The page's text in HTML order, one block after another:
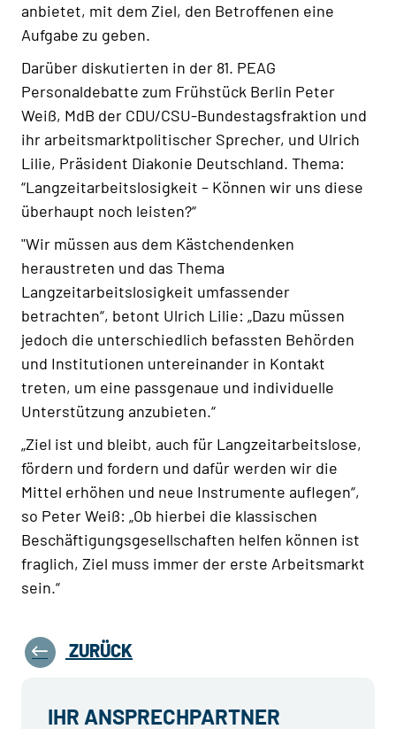
anbietet, mit dem Ziel, den Betroffenen eine
Aufgabe zu geben.
Darüber diskutierten in der 81. PEAG
Personaldebatte zum Frühstück Berlin Peter
Weiß, MdB der CDU/CSU-Bundestagsfraktion und
ihr arbeitsmarktpolitischer Sprecher, und Ulrich
Lilie, Präsident Diakonie Deutschland. Thema:
“Langzeitarbeitslosigkeit – Können wir uns diese
überhaupt noch leisten?“
"Wir müssen aus dem Kästchendenken
heraustreten und das Thema
Langzeitarbeitslosigkeit umfassender
betrachten“, betont Ulrich Lilie: „Dazu müssen
jedoch die unterschiedlich befassten Behörden
und Institutionen untereinander in Kontakt
treten, um eine passgenaue und individuelle
Unterstützung anzubieten.“
„Ziel ist und bleibt, auch für Langzeitarbeitslose,
fördern und fordern und dafür werden wir die
Mittel erhöhen und neue Instrumente auflegen“,
so Peter Weiß: „Ob hierbei die klassischen
Beschäftigungsgesellschaften helfen können ist
fraglich, Ziel muss immer der erste Arbeitsmarkt
sein.“
ZURÜCK
IHR ANSPRECHPARTNER